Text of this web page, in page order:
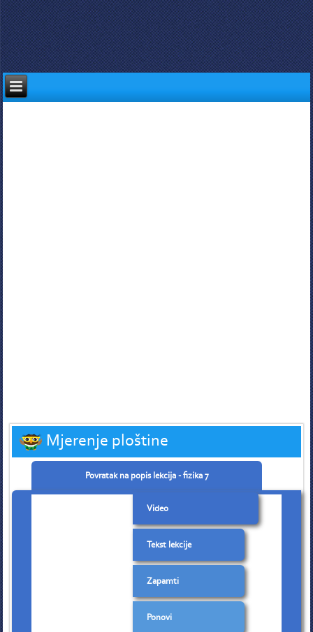
Mjerenje ploštine
Povratak na popis lekcija - fizika 7
Video
Tekst lekcije
Zapamti
Ponovi